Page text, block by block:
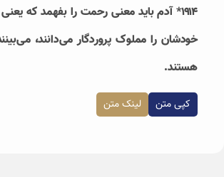
۱۹۱۴* آدم باید معنی رحمت را بفهمد که
خودشان را مملوک پروردگار می‌دانند،
هستند.
کپی متن لینک متن